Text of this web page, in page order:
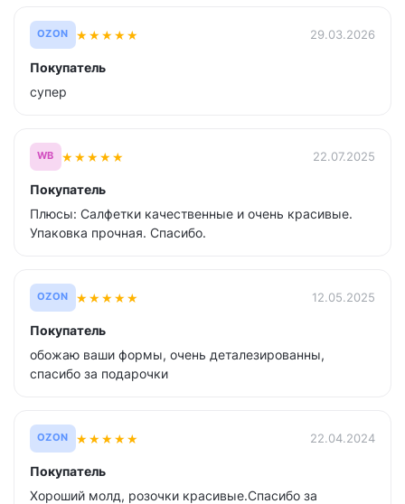
OZON ★★★★★ 29.03.2026
Покупатель
супер
WB ★★★★★ 22.07.2025
Покупатель
Плюсы: Салфетки качественные и очень красивые.
Упаковка прочная. Спасибо.
OZON ★★★★★ 12.05.2025
Покупатель
обожаю ваши формы, очень деталезированны,
спасибо за подарочки
OZON ★★★★★ 22.04.2024
Покупатель
Хороший молд, розочки красивые.Спасибо за